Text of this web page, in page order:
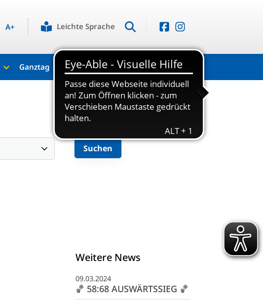
A+ Leichte Sprache
Ganztag Kontakt
Weitere News
09.03.2024
🏀 58:68 AUSWÄRTSSIEG 🏀